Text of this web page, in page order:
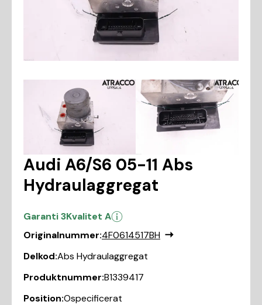
Audi A6/S6 05-11 Abs
Hydraulaggregat
Garanti 3Kvalitet A
Originalnummer:4F0614517BH
Delkod:Abs Hydraulaggregat
Produktnummer:B1339417
Position:Ospecificerat